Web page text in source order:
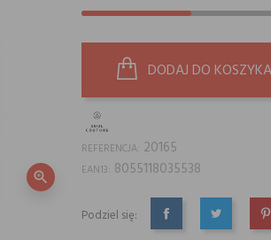
zoom_in
DODAJ DO KOSZYKA
REFERENCJA: 20165
EAN13: 8055118035538
Podziel się:
UDOSTĘPNIJTWEETUJ